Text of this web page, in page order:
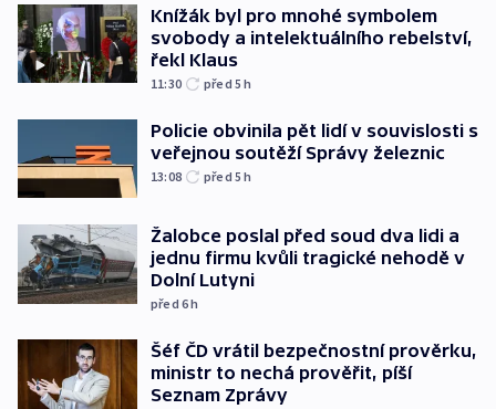
Knížák byl pro mnohé symbolem
svobody a intelektuálního rebelství,
řekl Klaus
11:30 před 5h
Policie obvinila pět lidí v souvislosti s
veřejnou soutěží Správy železnic
13:08 před 5h
Žalobce poslal před soud dva lidi a
jednu firmu kvůli tragické nehodě v
Dolní Lutyni
před 6h
Šéf ČD vrátil bezpečnostní prověrku,
ministr to nechá prověřit, píší
Seznam Zprávy